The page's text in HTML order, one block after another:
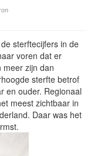
sterftecijfers in de
voren dat er
meer zijn dan
sterfte betrof
en ouder. Regionaal
meest zichtbaar in
Daar was het